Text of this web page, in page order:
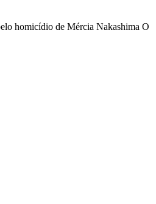
homicídio de Mércia Nakashima O